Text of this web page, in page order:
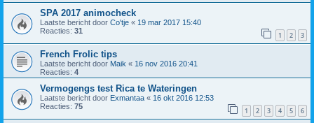
SPA 2017 animocheck
Laatste bericht door Co'tje « 19 mar 2017 15:40
Reacties: 31 1 2 3
French Frolic tips
Laatste bericht door Maik « 16 nov 2016 20:41
Reacties: 4
Vermogengs test Rica te Wateringen
Laatste bericht door Exmantaa « 16 okt 2016 12:53
Reacties: 75 1 2 3 4 5 6